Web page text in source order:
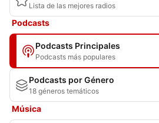
Lista de las mejores radios
Podcasts
Podcasts Principales
Podcasts más populares
Podcasts por Género
18 géneros temáticos
Música